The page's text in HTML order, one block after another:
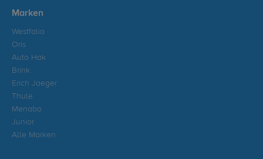
Marken
Westfalia
Oris
Auto Hak
Brink
Erich Jaeger
Thule
Menabo
Junior
Alle Marken